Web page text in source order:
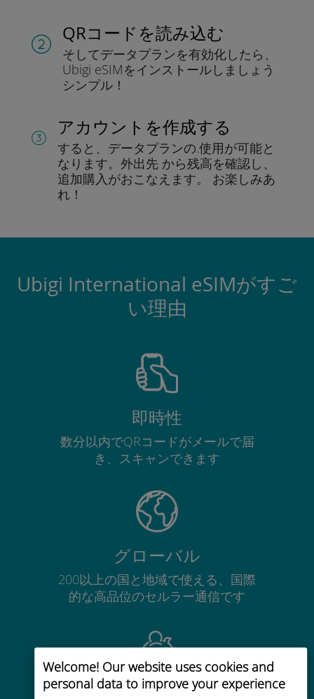
Welcome! Our website uses cookies and
personal data to improve your experience
QRコードを読み込む
そしてデータプランを有効化したら、
Ubigi eSIMをインストールしま しょう
シンプル！
アカウントを作成する
すると、データプランの.使用が可能と
なります。 外出先 から残高を確認し、
追加購入がおこなえます。
お楽しみあ
れ！
Ubigi International eSIMがすご
い理由
即時性
数分以内でQRコードがメールで届
き、スキャンできます
グローバル
200以上の国と地域で使える、国際
的な高品位のセルラー通信です
コストパフォーマンス